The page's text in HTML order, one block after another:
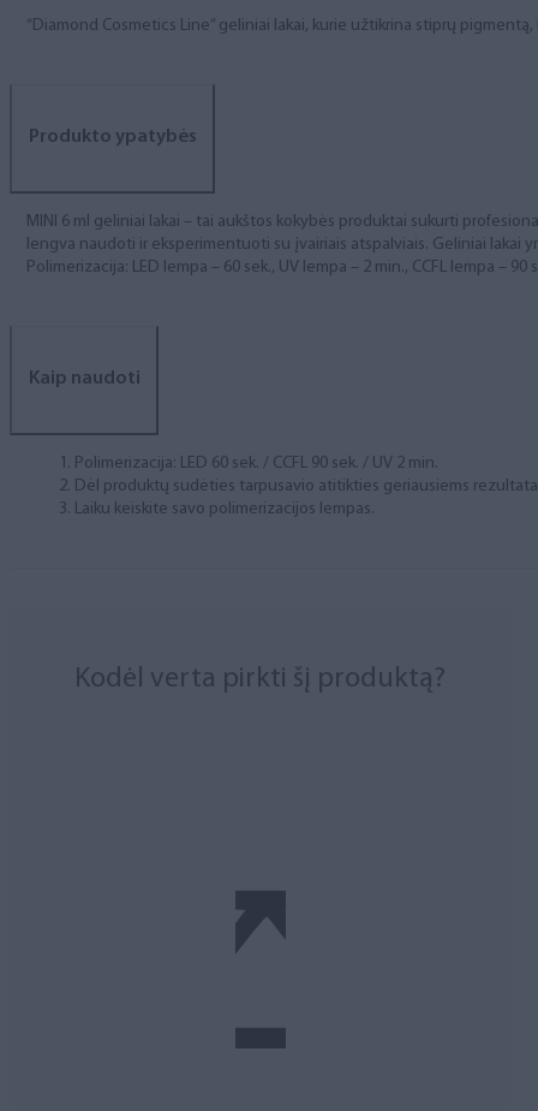
“Diamond Cosmetics Line” geliniai lakai, kurie užtikrina stiprų
Produkto ypatybės
MINI 6 ml geliniai lakai – tai aukštos kokybės produktai sukurti
lengva naudoti ir eksperimentuoti su įvairiais atspalviais. Geliniai lakai
Polimerizacija: LED lempa – 60 sek., UV lempa – 2 min., CCFL lempa – 90
Kaip naudoti
Polimerizacija: LED 60 sek. / CCFL 90 sek. / UV 2 min.
Dėl produktų sudėties tarpusavio atitikties geriausiems
Laiku keiskite savo polimerizacijos lempas.
Kodėl verta pirkti šį produktą?